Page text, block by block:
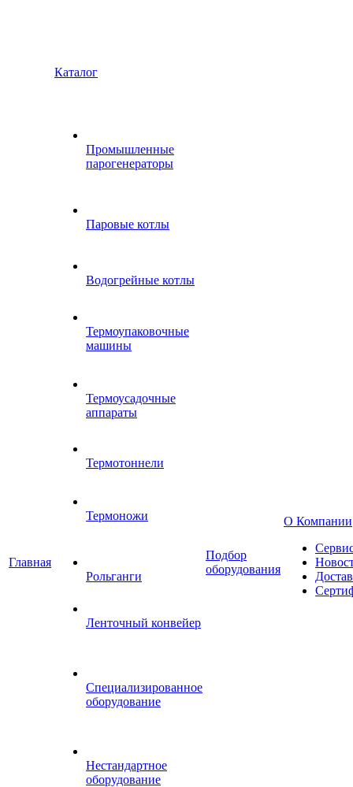
Главная
Каталог
Промышленные
парогенераторы
Паровые котлы
Водогрейные котлы
Термоупаковочные
машины
Термоусадочные
аппараты
Термотоннели
Термоножи
Рольганги
Ленточный конвейер
Специализированное
оборудование
Нестандартное
оборудование
Подбор
оборудования
О Компании